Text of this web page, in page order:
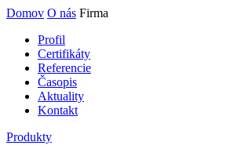
Domov O nás Firma
Profil
Certifikáty
Referencie
Časopis
Aktuality
Kontakt
Produkty